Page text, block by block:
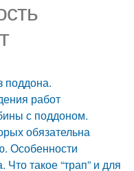
поддона.
работ
с поддоном.
обязательна
Особенности
Что такое “трап” и для